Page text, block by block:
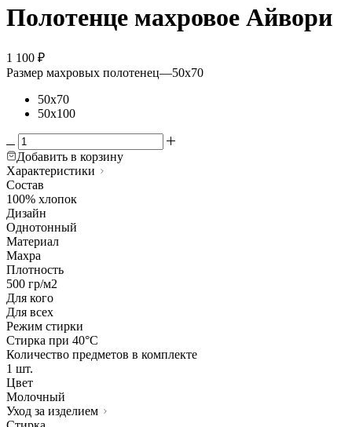
Полотенце махровое Айвори
1 100 ₽
Размер махровых полотенец—50х70
50х70
50х100
Добавить в корзину
Характеристики
Состав
100% хлопок
Дизайн
Однотонный
Материал
Махра
Плотность
500 гр/м2
Для кого
Для всех
Режим стирки
Стирка при 40°С
Количество предметов в комплекте
1 шт.
Цвет
Молочный
Уход за изделием